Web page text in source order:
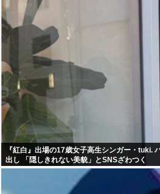
『紅白』出場の17歳女子高生シンガー・tuki.
出し 「隠しきれない美貌」とSNSざわつく